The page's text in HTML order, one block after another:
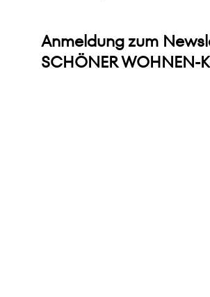
Anmeldung zum
SCHÖNER WOHNEN-